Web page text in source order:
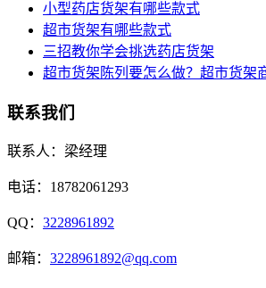
小型药店货架有哪些款式
超市货架有哪些款式
三招教你学会挑选药店货架
超市货架陈列要怎么做？超市货架
联系我们
联系人：梁经理
电话：18782061293
QQ： 3228961892
邮箱： 3228961892@qq.com